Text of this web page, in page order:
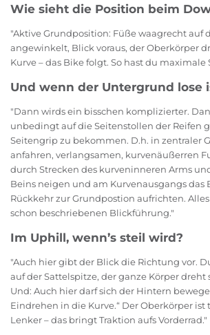
Wie sieht die Position beim
"Aktive Grundposition: Füße waagrecht auf
angewinkelt, Blick voraus, der Oberkörper
Kurve – das Bike folgt. So hast du maximale
Und wenn der Untergrund lose
"Dann wirds ein bisschen komplizierter.
unbedingt auf die Seitenstollen der Reifen
Seitengrip zu bekommen. D.h. in zentraler
anfahren, verlangsamen, kurvenäußerren
durch Strecken des kurveninneren Arms
Beins neigen und am Kurvenausgangs das
Rückkehr zur Grundpostion aufrichten.
schon beschriebenen Blickführung."
Im Uphill, wenn’s steil wird?
"Auch hier gibt der Blick die Richtung vor.
auf der Sattelspitze, der ganze Körper dreht
Und: Auch hier darf sich der Hintern
Eindrehen in die Kurve.“ Der Oberkörper
Lenker – das bringt Traktion aufs Vorderrad."